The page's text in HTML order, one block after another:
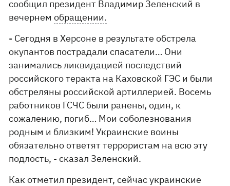
сообщил президент Владимир Зеленский в
вечернемобращении.
- Сегодня в Херсоне в результате обстрела
окупантов пострадали спасатели… Они
занимались ликвидацией последствий
российского теракта на Каховской ГЭС и были
обстреляны российской артиллерией. Восемь
работников ГСЧС были ранены, один, к
сожалению, погиб… Мои соболезнования
родным и близким! Украинские воины
обязательно ответят террористам на всю эту
подлость, - сказал Зеленский.
Как отметил президент, сейчас украинские